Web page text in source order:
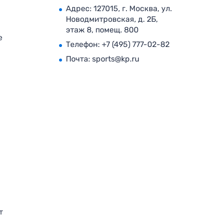
Адрес: 127015, г. Москва, ул.
Новодмитровская, д. 2Б,
этаж 8, помещ. 800
Телефон: +7 (495) 777-02-82
Почта: sports@kp.ru